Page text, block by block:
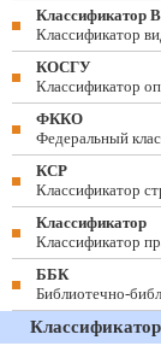
Классификатор
Классификатор
КОСГУ
Классификатор
ФККО
Федеральный
КСР
Классификатор
Классификатор
Классификатор
ББК
Библиотечно-